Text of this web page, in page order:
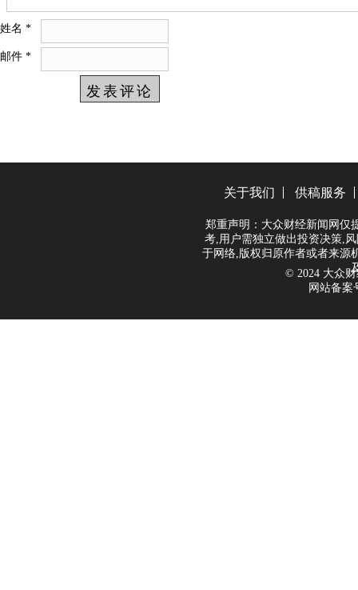
姓名 *
邮件 *
关于我们 供稿服务
郑重声明：大众财经新闻网仅
考,用户需独立做出投资决策,
于网络,版权归原作者或者来源
© 2024 大众财
网站备案